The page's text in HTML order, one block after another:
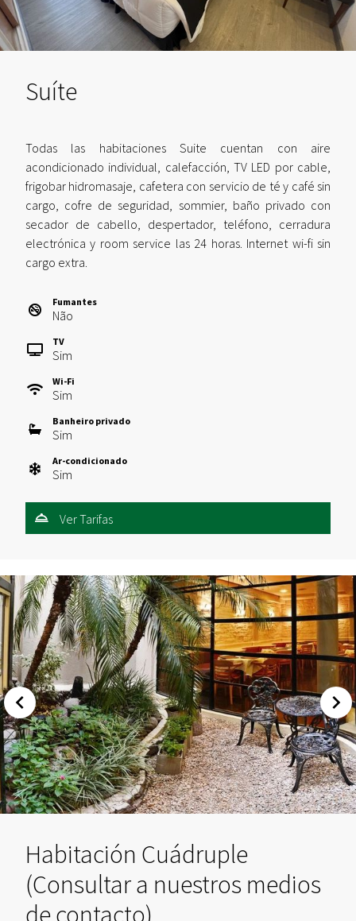
Suíte
Todas las habitaciones Suite cuentan con aire
acondicionado individual, calefacción, TV LED por cable,
frigobar hidromasaje, cafetera con servicio de té y café sin
cargo, cofre de seguridad, sommier, baño privado con
secador de cabello, despertador, teléfono, cerradura
electrónica y room service las 24 horas. Internet wi-fi sin
cargo extra.
Fumantes
Não
TV
Sim
Wi-Fi
Sim
Banheiro privado
Sim
Ar-condicionado
Sim
Ver Tarifas
Habitación Cuádruple
(Consultar a nuestros medios
de contacto)